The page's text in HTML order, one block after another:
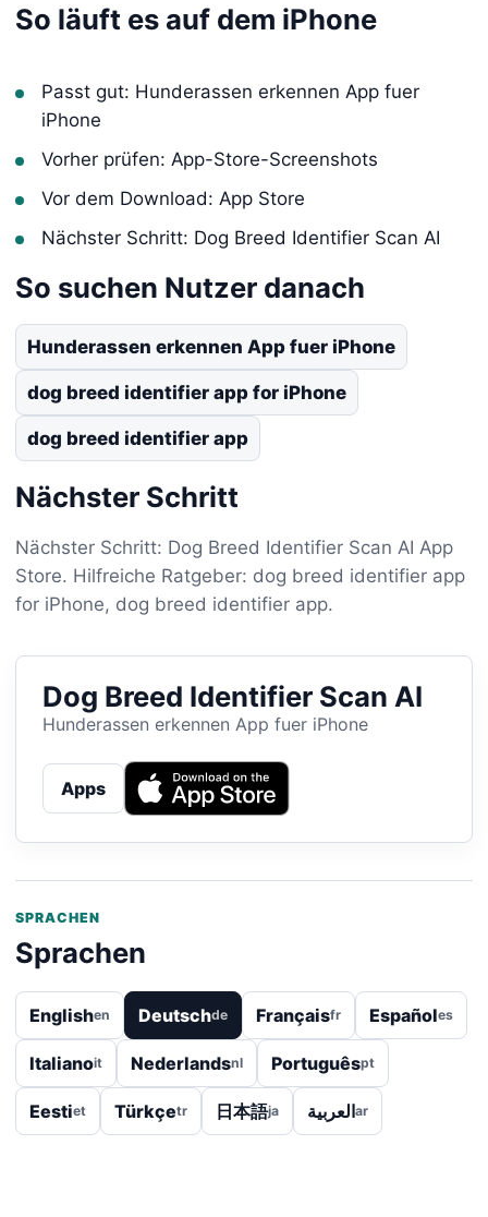
So läuft es auf dem iPhone
Passt gut: Hunderassen erkennen App fuer
iPhone
Vorher prüfen: App-Store-Screenshots
Vor dem Download: App Store
Nächster Schritt: Dog Breed Identifier Scan AI
So suchen Nutzer danach
Hunderassen erkennen App fuer iPhone
dog breed identifier app for iPhone
dog breed identifier app
Nächster Schritt
Nächster Schritt: Dog Breed Identifier Scan AI App
Store. Hilfreiche Ratgeber: dog breed identifier app
for iPhone, dog breed identifier app.
Dog Breed Identifier Scan AI
Hunderassen erkennen App fuer iPhone
Apps
SPRACHEN
Sprachen
Englishen Deutschde Françaisfr Españoles
Italianoit Nederlandsnl Portuguêspt
Eestiet Türkçetr 日本語ja العربيةar